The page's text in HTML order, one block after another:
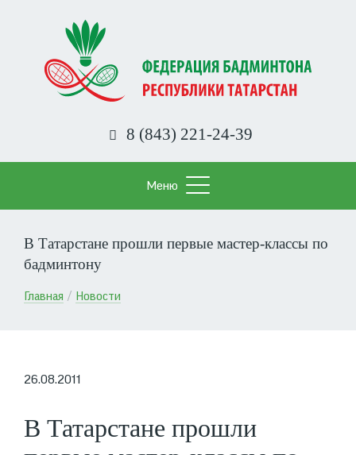
содержанию
8 (843) 221-24-39
Меню
В Татарстане прошли первые мастер-классы по
бадминтону
Строка
Главная Новости
26.08.2011
В Татарстане прошли